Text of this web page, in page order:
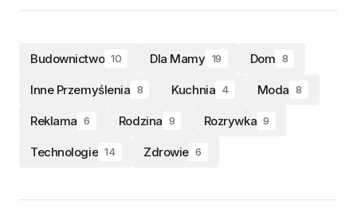
Budownictwo 10 Dla Mamy 19 Dom 8
Inne Przemyślenia 8 Kuchnia 4 Moda 8
Reklama 6 Rodzina 9 Rozrywka 9
Technologie 14 Zdrowie 6